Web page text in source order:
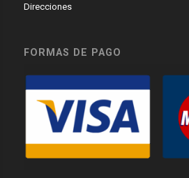
Direcciones
FORMAS DE PAGO